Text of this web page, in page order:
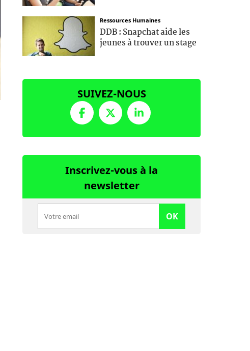
Ressources Humaines
DDB : Snapchat aide les
jeunes à trouver un stage
SUIVEZ-NOUS
Inscrivez-vous à la
newsletter
OK